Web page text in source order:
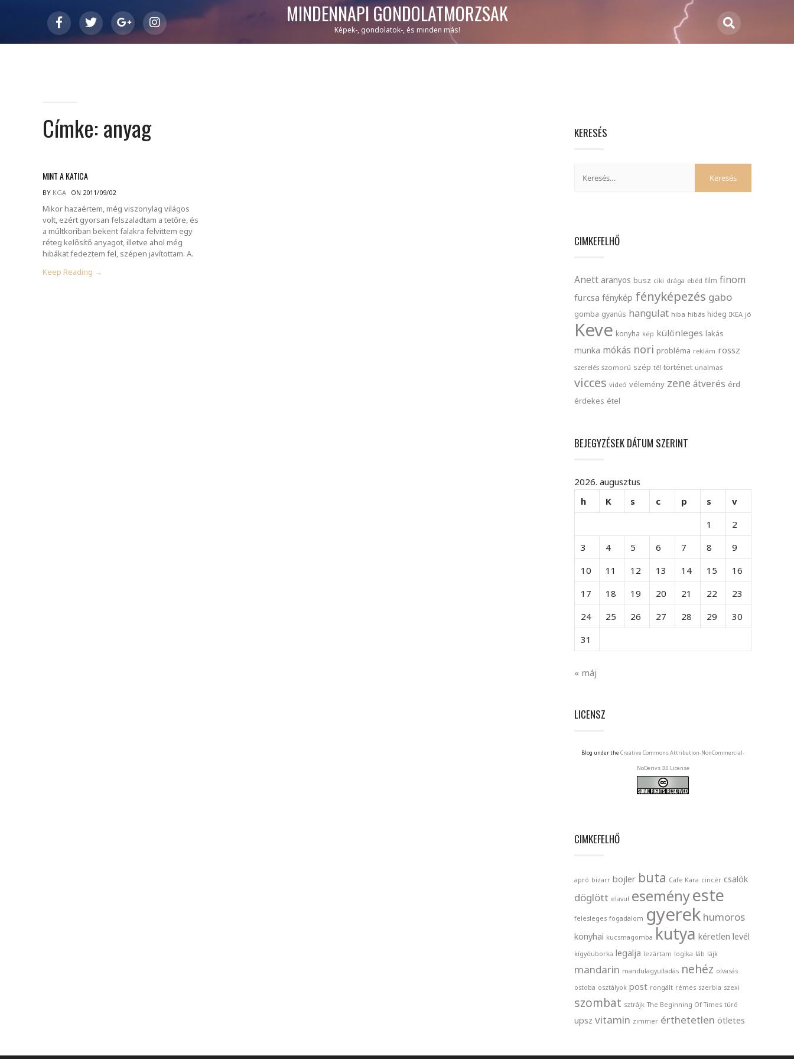
MINDENNAPI GONDOLATMORZSÁK
Képek-, gondolatok-, és minden más!
Címke:anyag
MINT A KATICA
BY KGA ON 2011/09/02
Mikor hazaértem, még viszonylag világos
volt, ezért gyorsan felszaladtam a tetőre, és
a múltkoriban bekent falakra felvittem egy
réteg kelősítő anyagot, illetve ahol még
hibákat fedeztem fel, szépen javítottam. A.
Keep Reading →
KERESÉS
CIMKEFELHŐ
Anett aranyos busz ciki drága ebéd film finom
furcsa fénykép fényképezés gabo
gomba gyanús hangulat hiba hibás hideg IKEA jó
Keve konyha kép különleges lakás
munka mókás nori probléma reklám rossz
szerelés szomorú szép tél történet unalmas
vicces videó vélemény zene átverés érd
érdekes étel
BEJEGYZÉSEK DÁTUM SZERINT
2026. augusztus
h
K s c p s
v
1
2
3
4 5 6 7 8
9
10
11 12 13 14 15
16
17
18 19 20 21 22
23
24
25 26 27 28 29
30
31
« máj
LICENSZ
Blog under the Creative Commons Attribution-NonCommercial-
NoDerivs 3.0 License
CIMKEFELHŐ
apró bizarr bojler buta Cafe Kara cincér csalók
döglött elavul eseményeste
felesleges fogadalom gyerek humoros
konyhai kucsmagomba kutya kéretlen levél
kígyóuborka legalja lezártam logika láb lájk
mandarin mandulagyulladás nehéz olvasás
ostoba osztályok post rongált rémes szerbia szexi
szombat sztrájk The Beginning Of Times túró
upsz vitamin zimmer érthetetlen ötletes